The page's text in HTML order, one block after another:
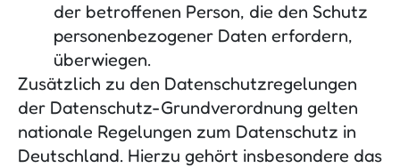
der betroffenen Person, die den Schutz
personenbezogener Daten erfordern,
überwiegen.
Zusätzlich zu den Datenschutzregelungen
der Datenschutz-Grundverordnung gelten
nationale Regelungen zum Datenschutz in
Deutschland. Hierzu gehört insbesondere das